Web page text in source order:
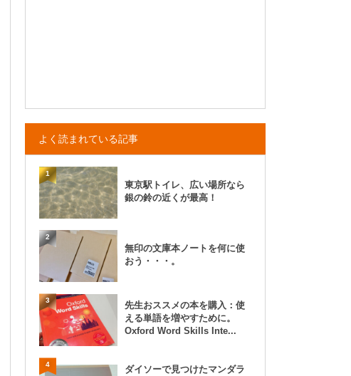
よく読まれている記事
1
東京駅トイレ、広い場所なら
銀の鈴の近くが最高！
2
無印の文庫本ノートを何に使
おう・・・。
3
先生おススメの本を購入：使
える単語を増やすために。
Oxford Word Skills Inte...
4
ダイソーで見つけたマンダラ